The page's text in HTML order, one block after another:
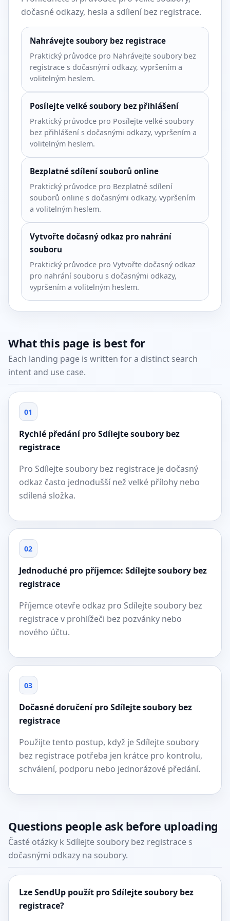
dočasné odkazy, hesla a sdílení bez registrace.
Nahrávejte soubory bez registrace
Praktický průvodce pro Nahrávejte soubory bez
registrace s dočasnými odkazy, vypršením a
volitelným heslem.
Posílejte velké soubory bez přihlášení
Praktický průvodce pro Posílejte velké soubory
bez přihlášení s dočasnými odkazy, vypršením a
volitelným heslem.
Bezplatné sdílení souborů online
Praktický průvodce pro Bezplatné sdílení
souborů online s dočasnými odkazy, vypršením
a volitelným heslem.
Vytvořte dočasný odkaz pro nahrání
souboru
Praktický průvodce pro Vytvořte dočasný odkaz
pro nahrání souboru s dočasnými odkazy,
vypršením a volitelným heslem.
What this page is best for
Each landing page is written for a distinct search
intent and use case.
01
Rychlé předání pro Sdílejte soubory bez
registrace
Pro Sdílejte soubory bez registrace je dočasný
odkaz často jednodušší než velké přílohy nebo
sdílená složka.
02
Jednoduché pro příjemce: Sdílejte soubory bez
registrace
Příjemce otevře odkaz pro Sdílejte soubory bez
registrace v prohlížeči bez pozvánky nebo
nového účtu.
03
Dočasné doručení pro Sdílejte soubory bez
registrace
Použijte tento postup, když je Sdílejte soubory
bez registrace potřeba jen krátce pro kontrolu,
schválení, podporu nebo jednorázové předání.
Questions people ask before uploading
Časté otázky k Sdílejte soubory bez registrace s
dočasnými odkazy na soubory.
Lze SendUp použít pro Sdílejte soubory bez
registrace?